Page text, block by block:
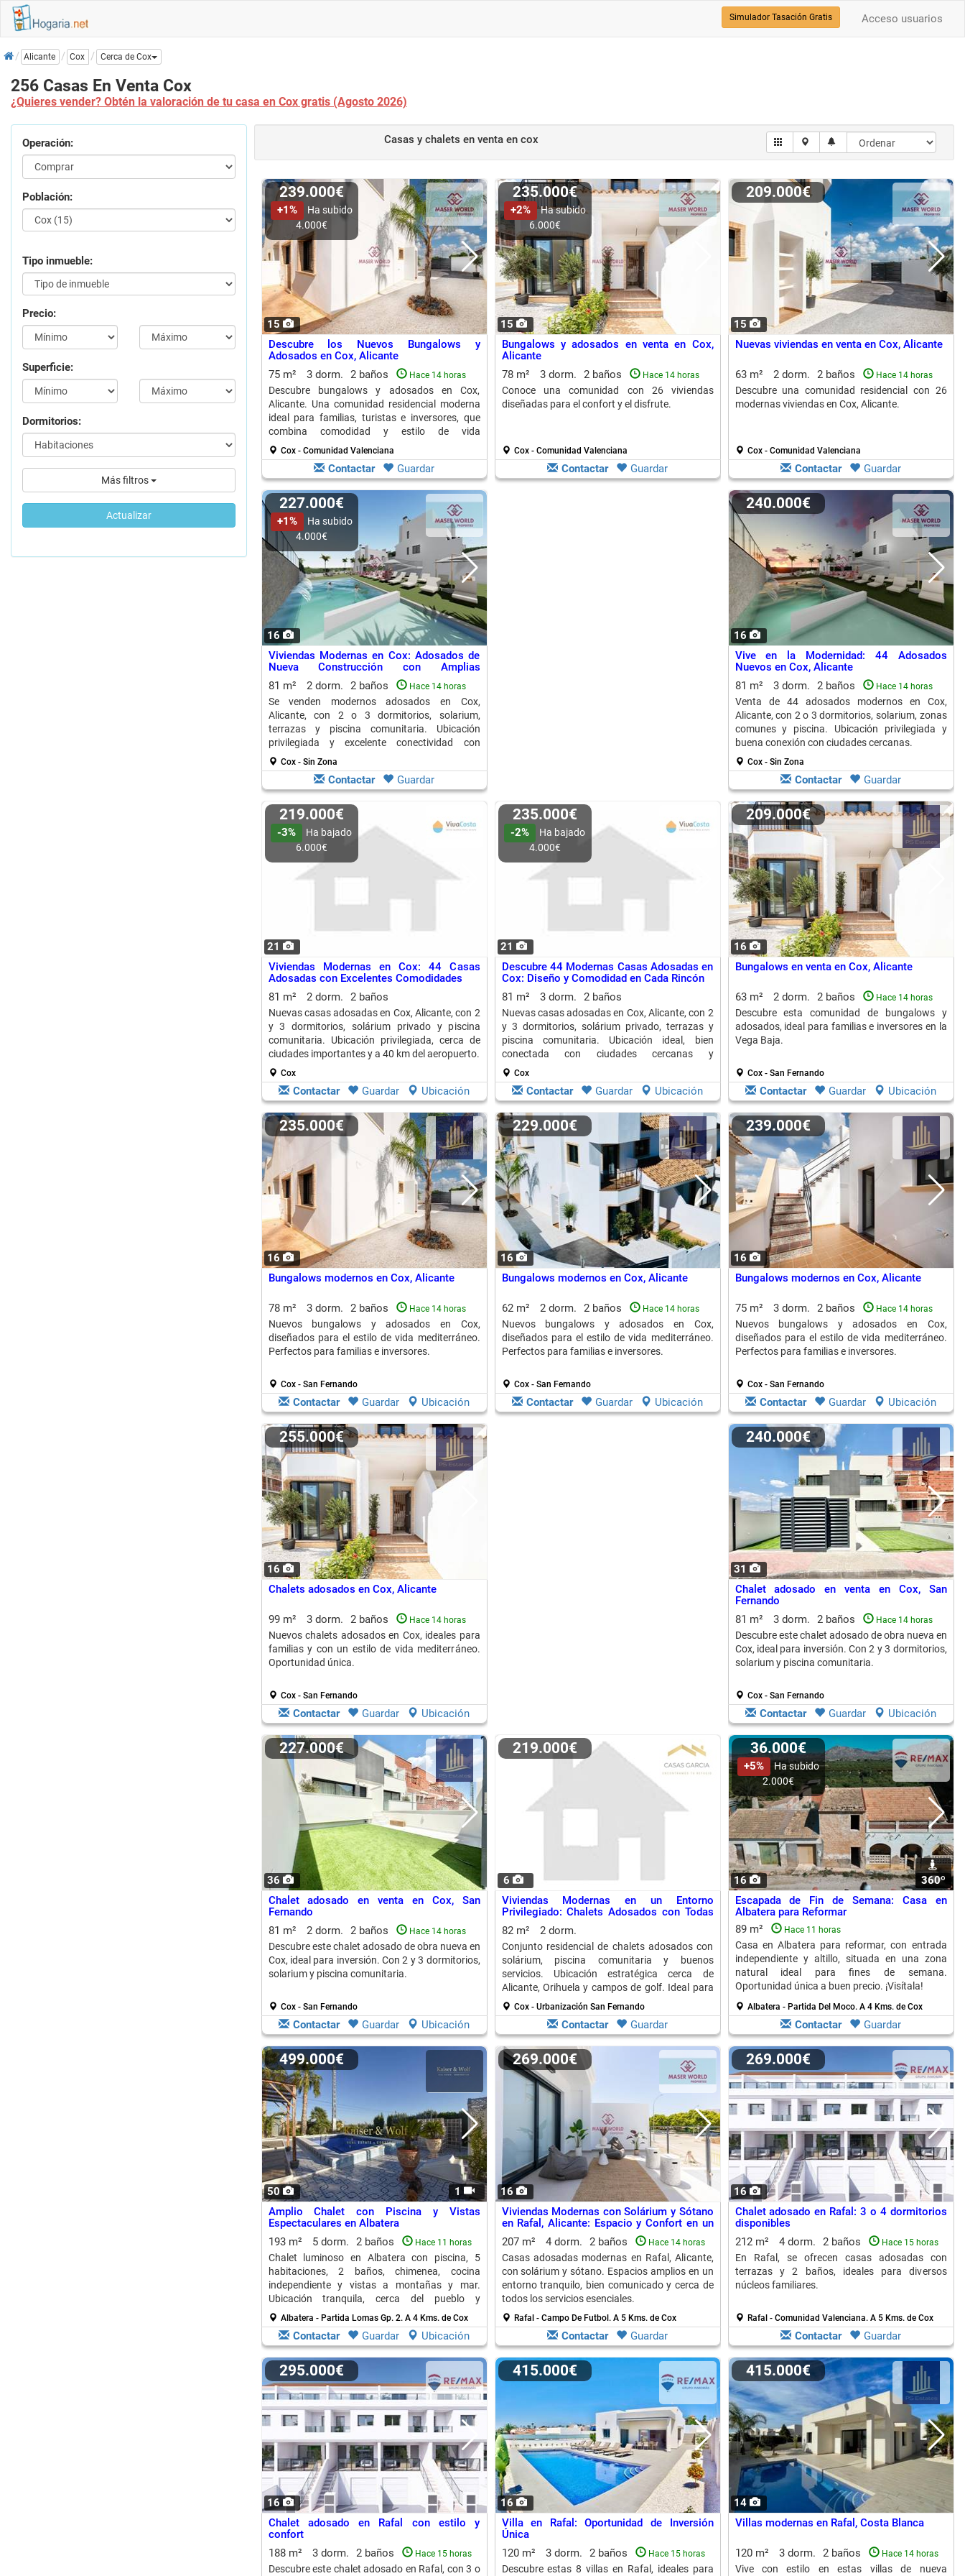
Acceso usuarios
Simulador Tasación Gratis
InicioAlicante Cox Cerca de Cox
256 Casas En Venta Cox
¿Quieres vender? Obtén la valoración de tu casa en Cox gratis (Agosto 2026)
Operación:
Población:
Tipo inmueble:
Precio:
Superficie:
Dormitorios:
Más filtros
Actualizar
Casas y chalets en ventaen cox
15
239.000€
+1%
Ha subido
4.000€
Descubre los Nuevos Bungalows y
Adosados en Cox, Alicante
75 m²
3 dorm. 2 baños Hace 14 horas
Descubre bungalows y adosados en Cox,
Alicante. Una comunidad residencial moderna
ideal para familias, turistas e inversores, que
combina comodidad y estilo de vida
mediterráneo en un entorno tranquilo.
Cox - Comunidad Valenciana
Contactar Guardar
15
235.000€
+2%
Ha subido
6.000€
Bungalows y adosados en venta en Cox,
Alicante
78 m²
3 dorm. 2 baños Hace 14 horas
Conoce una comunidad con 26 viviendas
diseñadas para el confort y el disfrute.
Cox - Comunidad Valenciana
Contactar Guardar
15
209.000€
Nuevas viviendas en venta en Cox, Alicante
63 m² 2 dorm. 2 baños Hace 14 horas
Descubre una comunidad residencial con 26
modernas viviendas en Cox, Alicante.
Cox - Comunidad Valenciana
Contactar Guardar
16
227.000€
+1%
Ha subido
4.000€
Viviendas Modernas en Cox: Adosados de
Nueva Construcción con Amplias
Comodidades
81 m² 2 dorm. 2 baños Hace 14 horas
Se venden modernos adosados en Cox,
Alicante, con 2 o 3 dormitorios, solarium,
terrazas y piscina comunitaria. Ubicación
privilegiada y excelente conectividad con
ciudades cercanas.
Cox - Sin Zona
Contactar Guardar
16
240.000€
Vive en la Modernidad: 44 Adosados
Nuevos en Cox, Alicante
81 m²
3 dorm. 2 baños Hace 14 horas
Venta de 44 adosados modernos en Cox,
Alicante, con 2 o 3 dormitorios, solarium, zonas
comunes y piscina. Ubicación privilegiada y
buena conexión con ciudades cercanas.
Cox - Sin Zona
Contactar Guardar
21
219.000€
-3%
Ha bajado
6.000€
Viviendas Modernas en Cox: 44 Casas
Adosadas con Excelentes Comodidades
81 m²
2 dorm. 2 baños
Nuevas casas adosadas en Cox, Alicante, con 2
y 3 dormitorios, solárium privado y piscina
comunitaria. Ubicación privilegiada, cerca de
ciudades importantes y a 40 km del aeropuerto.
Cox
Contactar Guardar Ubicación
21
235.000€
-2%
Ha bajado
4.000€
Descubre 44 Modernas Casas Adosadas en
Cox: Diseño y Comodidad en Cada Rincón
81 m²
3 dorm. 2 baños
Nuevas casas adosadas en Cox, Alicante, con 2
y 3 dormitorios, solárium privado, terrazas y
piscina comunitaria. Ubicación ideal, bien
conectada con ciudades cercanas y
aeropuerto.
Cox
Contactar Guardar Ubicación
16
209.000€
Bungalows en venta en Cox, Alicante
63 m² 2 dorm. 2 baños Hace 14 horas
Descubre esta comunidad de bungalows y
adosados, ideal para familias e inversores en la
Vega Baja.
Cox - San Fernando
Contactar Guardar Ubicación
16
235.000€
Bungalows modernos en Cox, Alicante
78 m² 3 dorm. 2 baños Hace 14 horas
Nuevos bungalows y adosados en Cox,
diseñados para el estilo de vida mediterráneo.
Perfectos para familias e inversores.
Cox - San Fernando
Contactar Guardar Ubicación
16
229.000€
Bungalows modernos en Cox, Alicante
62 m² 2 dorm. 2 baños Hace 14 horas
Nuevos bungalows y adosados en Cox,
diseñados para el estilo de vida mediterráneo.
Perfectos para familias e inversores.
Cox - San Fernando
Contactar Guardar Ubicación
16
239.000€
Bungalows modernos en Cox, Alicante
75 m² 3 dorm. 2 baños Hace 14 horas
Nuevos bungalows y adosados en Cox,
diseñados para el estilo de vida mediterráneo.
Perfectos para familias e inversores.
Cox - San Fernando
Contactar Guardar Ubicación
16
255.000€
Chalets adosados en Cox, Alicante
99 m² 3 dorm. 2 baños Hace 14 horas
Nuevos chalets adosados en Cox, ideales para
familias y con un estilo de vida mediterráneo.
Oportunidad única.
Cox - San Fernando
Contactar Guardar Ubicación
31
240.000€
Chalet adosado en venta en Cox, San
Fernando
81 m²
3 dorm. 2 baños Hace 14 horas
Descubre este chalet adosado de obra nueva en
Cox, ideal para inversión. Con 2 y 3 dormitorios,
solarium y piscina comunitaria.
Cox - San Fernando
Contactar Guardar Ubicación
36
227.000€
Chalet adosado en venta en Cox, San
Fernando
81 m²
2 dorm. 2 baños Hace 14 horas
Descubre este chalet adosado de obra nueva en
Cox, ideal para inversión. Con 2 y 3 dormitorios,
solarium y piscina comunitaria.
Cox - San Fernando
Contactar Guardar Ubicación
6
219.000€
Viviendas Modernas en un Entorno
Privilegiado: Chalets Adosados con Todas
las Comodidades
82 m² 2 dorm.
Conjunto residencial de chalets adosados con
solárium, piscina comunitaria y buenos
servicios. Ubicación estratégica cerca de
Alicante, Orihuela y campos de golf. Ideal para
disfrutar y vivir.
Cox - Urbanización San Fernando
Contactar Guardar
16 1
360º
36.000€
+5%
Ha subido
2.000€
Escapada de Fin de Semana: Casa en
Albatera para Reformar
89 m²
Hace 11 horas
Casa en Albatera para reformar, con entrada
independiente y altillo, situada en una zona
natural ideal para fines de semana.
Oportunidad única a buen precio. ¡Visítala!
Albatera - Partida Del Moco. A 4 Kms. de Cox
Contactar Guardar
50 1
499.000€
Amplio Chalet con Piscina y Vistas
Espectaculares en Albatera
193 m²
5 dorm. 2 baños Hace 11 horas
Chalet luminoso en Albatera con piscina, 5
habitaciones, 2 baños, chimenea, cocina
independiente y vistas a montañas y mar.
Ubicación tranquila, cerca del pueblo y
comercios.
Albatera - Partida Lomas Gp. 2. A 4 Kms. de Cox
Contactar Guardar Ubicación
16
269.000€
Viviendas Modernas con Solárium y Sótano
en Rafal, Alicante: Espacio y Confort en un
Entorno Tranquilo
207 m² 4 dorm. 2 baños Hace 14 horas
Casas adosadas modernas en Rafal, Alicante,
con solárium y sótano. Espacios amplios en un
entorno tranquilo, bien comunicado y cerca de
todos los servicios esenciales.
Rafal - Campo De Futbol. A 5 Kms. de Cox
Contactar Guardar
16
269.000€
Chalet adosado en Rafal: 3 o 4 dormitorios
disponibles
212 m²
4 dorm. 2 baños Hace 15 horas
En Rafal, se ofrecen casas adosadas con
terrazas y 2 baños, ideales para diversos
núcleos familiares.
Rafal - Comunidad Valenciana. A 5 Kms. de Cox
Contactar Guardar
16
295.000€
Chalet adosado en Rafal con estilo y
confort
188 m²
3 dorm. 2 baños Hace 15 horas
Descubre este chalet adosado en Rafal, con 3 o
16
415.000€
Villa en Rafal: Oportunidad de Inversión
Única
120 m²
3 dorm. 2 baños Hace 15 horas
Descubre estas 8 villas en Rafal, ideales para
14
415.000€
Villas modernas en Rafal, Costa Blanca
120 m² 3 dorm. 2 baños Hace 14 horas
Vive con estilo en estas villas de nueva